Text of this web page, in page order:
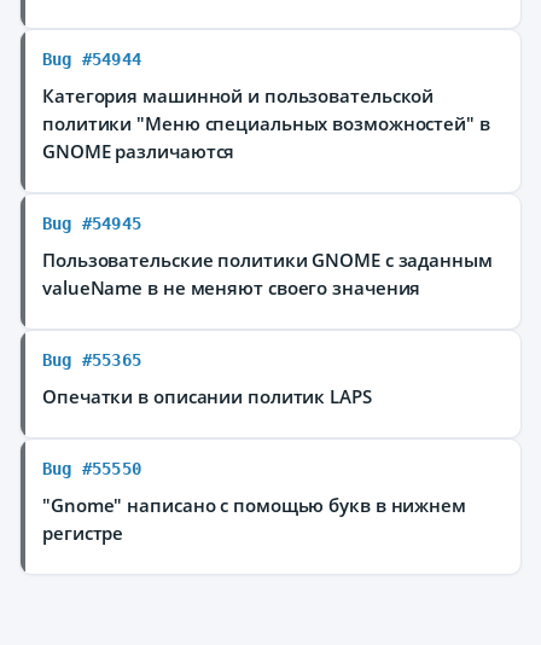
Bug #54944
Категория машинной и пользовательской
политики "Меню специальных возможностей" в
GNOME различаются
Bug #54945
Пользовательские политики GNOME с заданным
valueName в не меняют своего значения
Bug #55365
Опечатки в описании политик LAPS
Bug #55550
"Gnome" написано с помощью букв в нижнем
регистре